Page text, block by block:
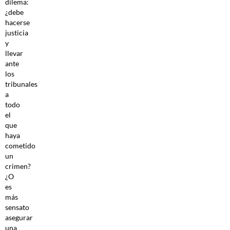
¿debe
hacerse
justicia
y
llevar
ante
los
tribunales
a
todo
el
que
haya
cometido
un
crimen?
¿O
es
más
sensato
asegurar
una